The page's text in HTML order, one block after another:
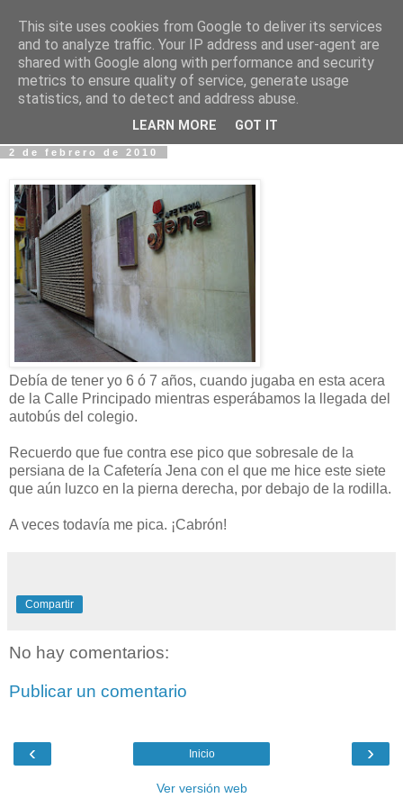
Fotos y Cosas
Miguel Sáenz de Santa María Elizalde
"Un blog es como un diario, pero sin candado".
2 de febrero de 2010
Debía de tener yo 6 ó 7 años, cuando jugaba en esta acera
de la Calle Principado mientras esperábamos la llegada del
autobús del colegio.
Recuerdo que fue contra ese pico que sobresale de la
persiana de la Cafetería Jena con el que me hice este siete
que aún luzco en la pierna derecha, por debajo de la rodilla.
A veces todavía me pica. ¡Cabrón!
Compartir
No hay comentarios:
Publicar un comentario
‹ ›
Inicio
Ver versión web
This site uses cookies from Google to deliver its services
and to analyze traffic. Your IP address and user-agent are
shared with Google along with performance and security
metrics to ensure quality of service, generate usage
statistics, and to detect and address abuse.
LEARN MORE GOT IT